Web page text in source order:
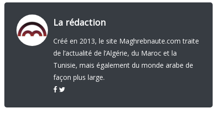
La rédaction
Créé en 2013, le site Maghrebnaute.com traite
de l’actualité de l’Algérie, du Maroc et la
Tunisie, mais également du monde arabe de
façon plus large.